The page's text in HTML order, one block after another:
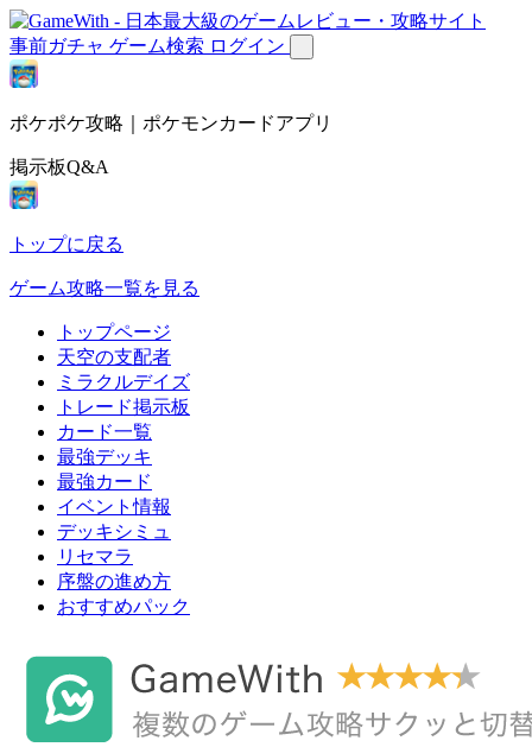
事前ガチャ ゲーム検索 ログイン
ポケポケ攻略｜ポケモンカードアプリ
掲示板Q&A
トップに戻る
ゲーム攻略一覧を見る
トップページ
天空の支配者
ミラクルデイズ
トレード掲示板
カード一覧
最強デッキ
最強カード
イベント情報
デッキシミュ
リセマラ
序盤の進め方
おすすめパック